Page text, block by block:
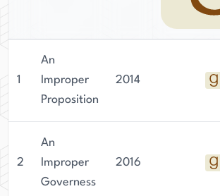
1
An
Improper
Proposition
2014
2
An
Improper
Governess
2016